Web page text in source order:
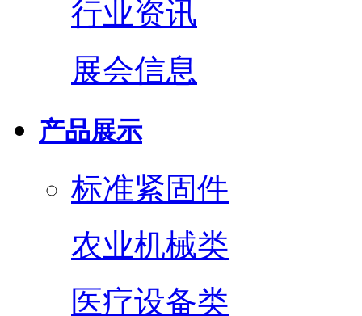
行业资讯
展会信息
产品展示
标准紧固件
农业机械类
医疗设备类